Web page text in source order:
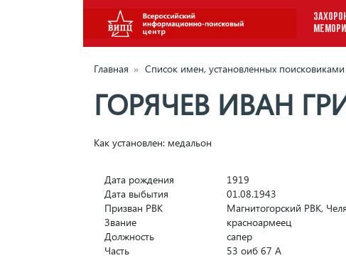
Главная » Список имен, установленных поисковиками
ГОРЯЧЕВ ИВАН
Как установлен: медальон
Дата рождения
1919
Дата выбытия
01.08.1943
Призван РВК
Магнитогорский РВК,
Звание
красноармеец
Должность
сапер
Часть
53 оиб 67 А